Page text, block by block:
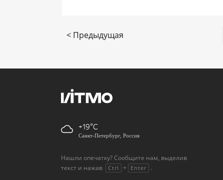
< Предыдущая
+19
Санкт-Петербург, Россия
Нашли опечатку? Сообщите нам, выделив
текст и нажав
Ctrl + Enter .